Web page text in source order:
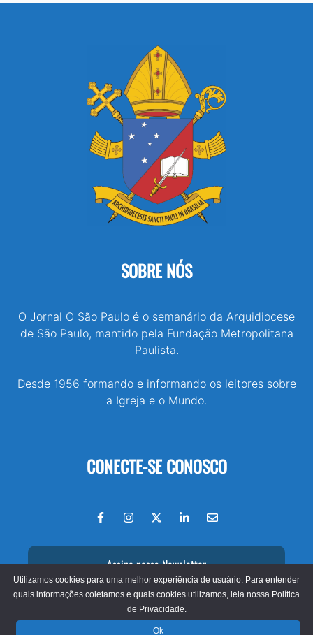
SOBRE NÓS
O Jornal O São Paulo é o semanário da Arquidiocese
de São Paulo, mantido pela Fundação Metropolitana
Paulista.
Desde 1956 formando e informando os leitores sobre
a Igreja e o Mundo.
CONECTE-SE CONOSCO
Assine nossa Newsletter
© 2026 - Jornal O São Paulo
Ok
Utilizamos cookies para uma melhor experiência de usuário. Para entender
quais informações coletamos e quais cookies utilizamos, leia nossa Política
de Privacidade.